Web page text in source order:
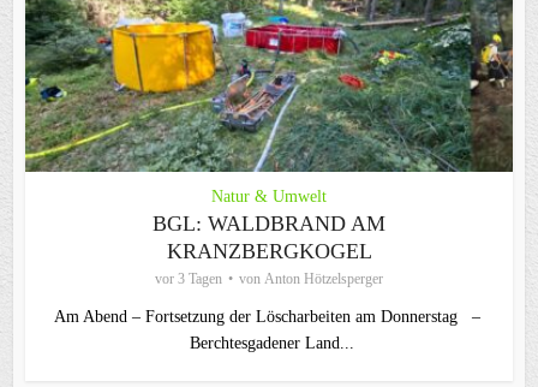
Natur & Umwelt
BGL: WALDBRAND AM
KRANZBERGKOGEL
vor 3 Tagen von Anton Hötzelsperger
Am Abend – Fortsetzung der Löscharbeiten am Donnerstag –
Berchtesgadener Land...